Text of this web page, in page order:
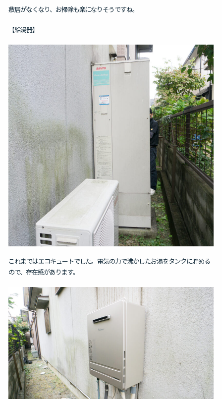
敷居がなくなり、お掃除も楽になりそうですね。
【給湯器】
これまではエコキュートでした。電気の力で沸かしたお湯をタンクに貯める
ので、存在感があります。